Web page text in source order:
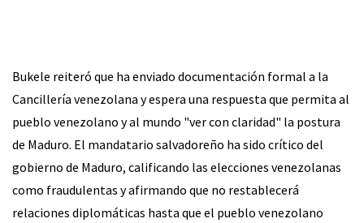
Bukele reiteró que ha enviado documentación formal a la
Cancillería venezolana y espera una respuesta que permita al
pueblo venezolano y al mundo "ver con claridad" la postura
de Maduro. El mandatario salvadoreño ha sido crítico del
gobierno de Maduro, calificando las elecciones venezolanas
como fraudulentas y afirmando que no restablecerá
relaciones diplomáticas hasta que el pueblo venezolano